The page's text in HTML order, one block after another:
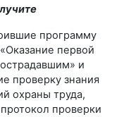
программу
первой
и
проверку знания
охраны труда,
проверки